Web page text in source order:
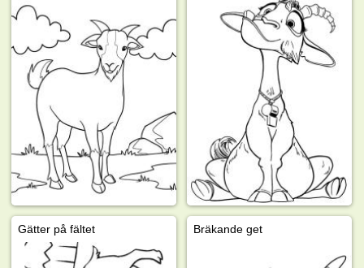
Gätter på fältet Bräkande get